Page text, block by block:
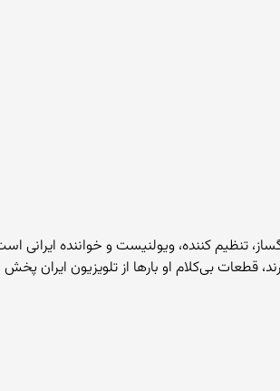
آهنگساز، تنظیم کننده، ویولنیست و
قطعات بی‌کلام او بارها از تلویزیون ایران